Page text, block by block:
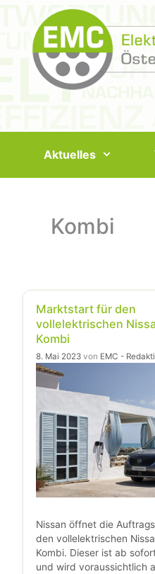
Aktuelles
Kombi
Marktstart für den
vollelektrischen
Kombi
8. Mai 2023 von EMC -
Nissan öffnet die
den vollelektrischen
Kombi. Dieser ist ab
und wird voraussichtlich